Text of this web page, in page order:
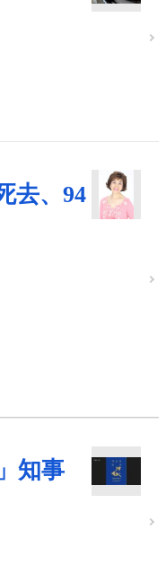
去、94
知事